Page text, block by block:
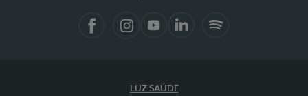
LUZ SAÚDE